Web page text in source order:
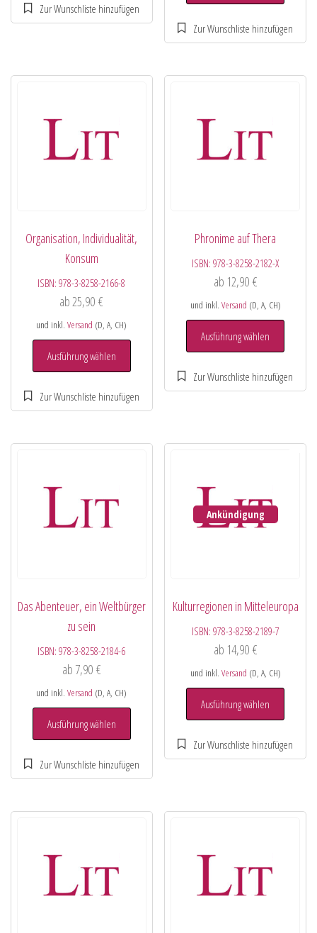
Organisation, Individualität,
Konsum
ISBN:978-3-8258-2166-8
ab 25,90€
und inkl.Versand (D, A, CH)
Ausführung wählen
Phronime auf Thera
ISBN:978-3-8258-2182-X
ab 12,90 €
und inkl. Versand (D, A, CH)
Ausführung wählen
Das Abenteuer, ein Weltbürger
zu sein
ISBN:978-3-8258-2184-6
ab 7,90 €
und inkl.Versand (D, A, CH)
Ausführung wählen
Ankündigung
Kulturregionen in Mitteleuropa
ISBN: 978-3-8258-2189-7
ab 14,90 €
und inkl. Versand (D, A, CH)
Ausführung wählen